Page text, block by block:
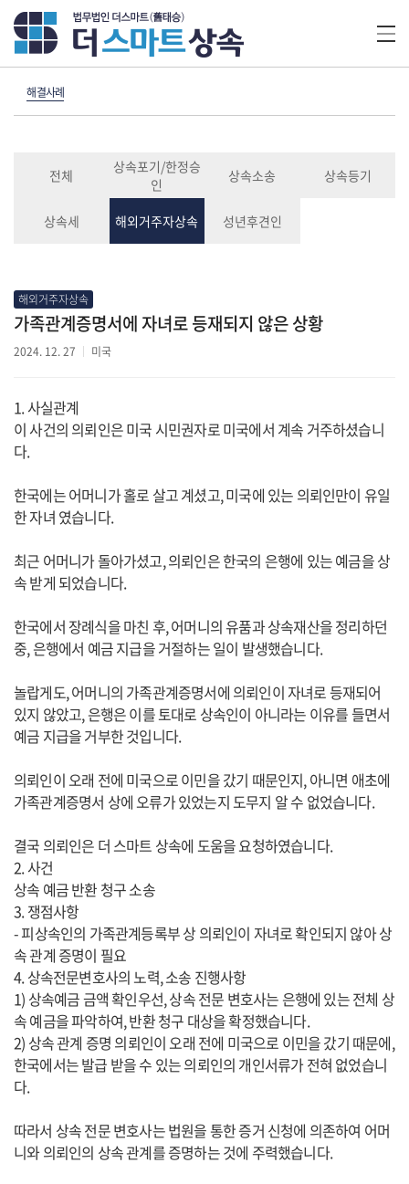
해결사례
전체
상속포기/한정승
인
상속소송 상속등기
상속세 해외거주자상속 성년후견인
해외거주자상속
가족관계증명서에 자녀로 등재되지 않은 상황
2024. 12. 27 미국
1. 사실관계
이 사건의 의뢰인은 미국 시민권자로 미국에서 계속 거주하셨습니
다.
한국에는 어머니가 홀로 살고 계셨고, 미국에 있는 의뢰인만이 유일
한 자녀 였습니다.
최근 어머니가 돌아가셨고, 의뢰인은 한국의 은행에 있는 예금을 상
속 받게 되었습니다.
한국에서 장례식을 마친 후, 어머니의 유품과 상속재산을 정리하던
중, 은행에서 예금 지급을 거절하는 일이 발생했습니다.
놀랍게도, 어머니의 가족관계증명서에 의뢰인이 자녀로 등재되어
있지 않았고, 은행은 이를 토대로 상속인이 아니라는 이유를 들면서
예금 지급을 거부한 것입니다.
의뢰인이 오래 전에 미국으로 이민을 갔기 때문인지, 아니면 애초에
가족관계증명서 상에 오류가 있었는지 도무지 알 수 없었습니다.
결국 의뢰인은 더 스마트 상속에 도움을 요청하였습니다.
2. 사건
상속 예금 반환 청구 소송
3. 쟁점사항
- 피상속인의 가족관계등록부 상 의뢰인이 자녀로 확인되지 않아 상
속 관계 증명이 필요
4. 상속전문변호사의 노력, 소송 진행사항
1) 상속예금 금액 확인우선, 상속 전문 변호사는 은행에 있는 전체 상
속 예금을 파악하여, 반환 청구 대상을 확정했습니다.
2) 상속 관계 증명 의뢰인이 오래 전에 미국으로 이민을 갔기 때문에,
한국에서는 발급 받을 수 있는 의뢰인의 개인서류가 전혀 없었습니
다.
따라서 상속 전문 변호사는 법원을 통한 증거 신청에 의존하여 어머
니와 의뢰인의 상속 관계를 증명하는 것에 주력했습니다.